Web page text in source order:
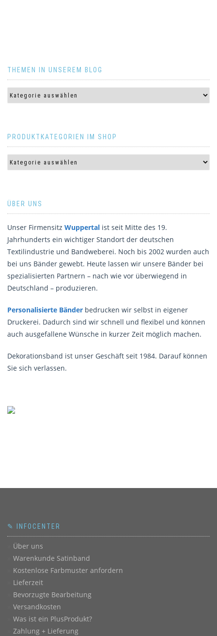
THEMEN IN UNSEREM BLOG
PRODUKTKATEGORIEN IM SHOP
ÜBER UNS
Unser Firmensitz Wuppertal ist seit Mitte des 19.
Jahrhunderts ein wichtiger Standort der deutschen
Textilindustrie und Bandweberei. Noch bis 2002 wurden auch
bei uns Bänder gewebt. Heute lassen wir unsere Bänder bei
spezialisierten Partnern – nach wie vor überwiegend in
Deutschland – produzieren.
Personalisierte Bänder bedrucken wir selbst in eigener
Druckerei. Dadurch sind wir schnell und flexibel und können
auch ausgefallene Wünsche in kurzer Zeit möglich machen.
Dekorationsband ist unser Geschäft seit 1984. Darauf können
Sie sich verlassen.
✎ INFOCENTER
Über uns
Warenkunde Satinband
Kostenlose Farbmuster anfordern
Lieferzeit
Bevorzugte Bearbeitung
Versandkosten
Was ist ein PlusProdukt?
Zahlung + Lieferung